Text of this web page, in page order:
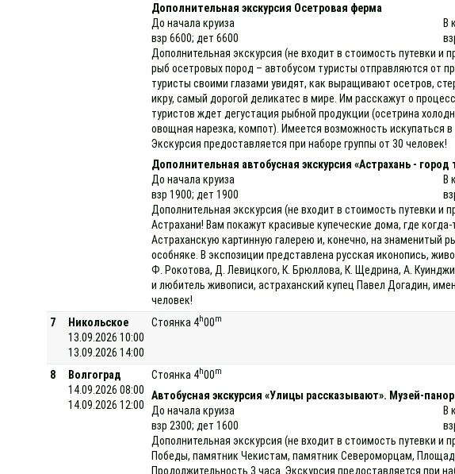
Дополнительная экскурсия Осетровая ферма
До начала круиза
взр 6600; дет 6600
В
Дополнительная экскурсия (не входит в стоимость путевки
рыб осетровых пород – автобусом туристы отправляются от
туристы своими глазами увидят, как выращивают осетров,
икру, самый дорогой деликатес в мире. Им расскажут о
туристов ждет дегустация рыбной продукции (осетрина
овощная нарезка, компот). Имеется возможность искупаться
Экскурсия предоставляется при наборе группы от 30 человек!
Дополнительная автобусная экскурсия «Астрахань -
До начала круиза
взр 1900; дет 1900
В
Дополнительная экскурсия (не входит в стоимость путевки и
Астрахани! Вам покажут красивые купеческие дома, где
Астраханскую картинную галерею и, конечно, на знаменитый
особняке. В экспозиции представлена русская иконопись,
Ф. Рокотова, Д. Левицкого, К. Брюллова, К. Щедрина, А.
и любитель живописи, астраханский купец Павел Догадин,
человек!
7
Никольское
13.09.2026 10:00
13.09.2026 14:00
Стоянка 4h00m
8
Волгоград
14.09.2026 08:00
14.09.2026 12:00
Стоянка 4h00m
Автобусная экскурсия «Улицы рассказывают». Музей-
До начала круиза
взр 2300; дет 1600
В
Дополнительная экскурсия (не входит в стоимость путевки
Победы, памятник Чекистам, памятник Североморцам,
Продолжительность 3 часа. Экскурсия предоставляется при